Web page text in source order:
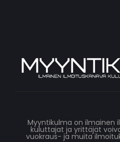
Myyntikulma on ilmainen
kuluttajat ja yrittäjät
vuokraus- ja muita